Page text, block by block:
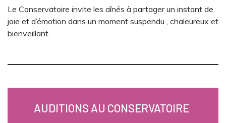
Le Conservatoire invite les aînés à partager un instant de
joie et d’émotion dans un moment suspendu , chaleureux et
bienveillant.
AUDITIONS AU CONSERVATOIRE